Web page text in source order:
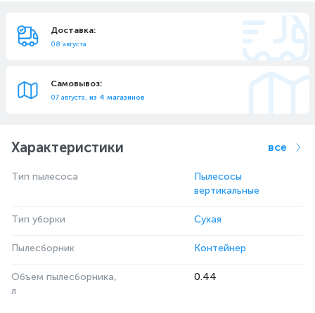
Доставка:
08 августа
Самовывоз:
07 августа, из 4 магазинов
Характеристики все
Тип пылесоса
Пылесосы
вертикальные
Тип уборки Сухая
Пылесборник Контейнер
Объем пылесборника,
л
0.44